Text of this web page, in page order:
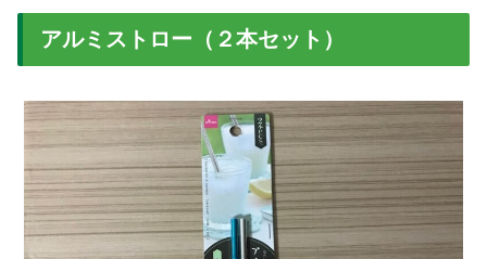
アルミストロー（２本セット）